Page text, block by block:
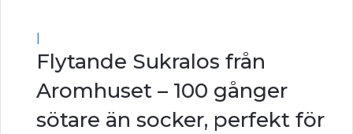
|
Flytande Sukralos från
Aromhuset – 100 gånger
sötare än socker, perfekt för